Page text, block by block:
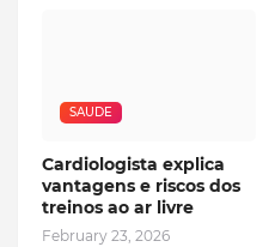
SAUDE
Cardiologista explica
vantagens e riscos dos
treinos ao ar livre
February 23, 2026